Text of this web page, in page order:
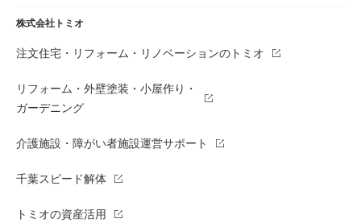
株式会社トミオ
注文住宅・リフォーム・リノベーションのトミオ
リフォーム・外壁塗装・小屋作り・
ガーデニング
介護施設・障がい者施設運営サポート
千葉スピード解体
トミオの資産活用